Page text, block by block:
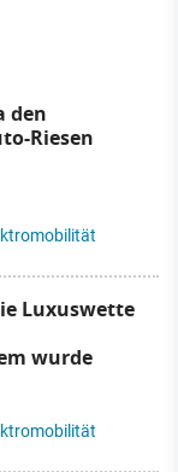
den
Riesen
Luxuswette
wurde